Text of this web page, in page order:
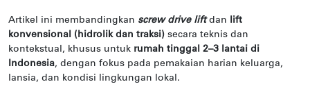
Artikel ini membandingkan screw drive liftdan
lift
konvensional (hidrolik dan traksi) secara teknis dan
kontekstual, khusus untuk rumah tinggal 2–3 lantai di
Indonesia, dengan fokus pada pemakaian harian keluarga,
lansia, dan kondisi lingkungan lokal.